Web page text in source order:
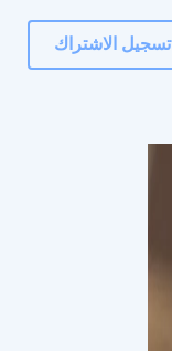
تسجيل الاشتراك